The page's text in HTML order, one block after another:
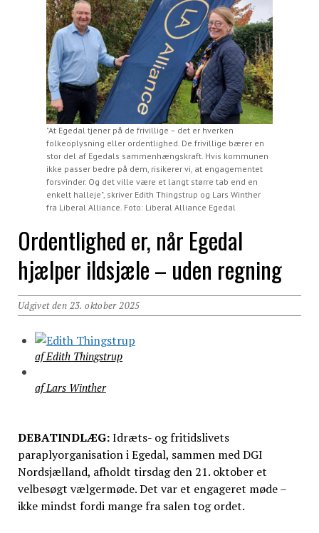
"At Egedal tjener på de frivillige – det er hverken
folkeoplysning eller ordentlighed. De frivillige bærer en
stor del af Egedals sammenhængskraft. Hvis kommunen
ikke passer bedre på dem, risikerer vi, at engagementet
forsvinder. Og det ville være et langt større tab end en
enkelt halleje", skriver Edith Thingstrup og Lars Winther
fra Liberal Alliance. Foto: Liberal Alliance Egedal
Ordentlighed er, når Egedal
hjælper ildsjæle – uden regning
Udgivet den 23. oktober 2025
af Edith Thingstrup
af Lars Winther
DEBATINDLÆG:Idræts- og fritidslivets
paraplyorganisation i Egedal, sammen med DGI
Nordsjælland, afholdt tirsdag den 21. oktober et
velbesøgt vælgermøde. Det var et engageret møde –
ikke mindst fordi mange fra salen tog ordet.